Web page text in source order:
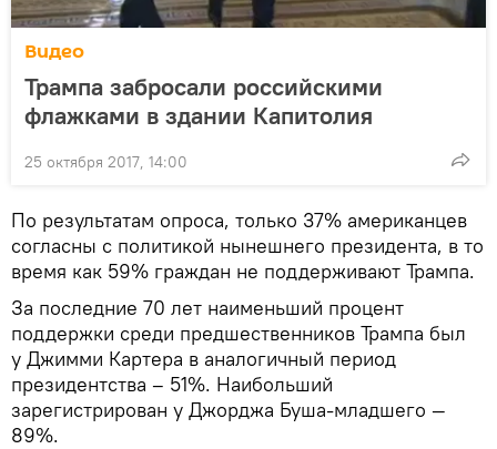
Видео
Трампа забросали российскими
флажками в здании Капитолия
25 октября 2017, 14:00
По результатам опроса, только 37% американцев
согласны с политикой нынешнего президента, в то
время как 59% граждан не поддерживают Трампа.
За последние 70 лет наименьший процент
поддержки среди предшественников Трампа был
у Джимми Картера в аналогичный период
президентства – 51%. Наибольший
зарегистрирован у Джорджа Буша-младшего —
89%.